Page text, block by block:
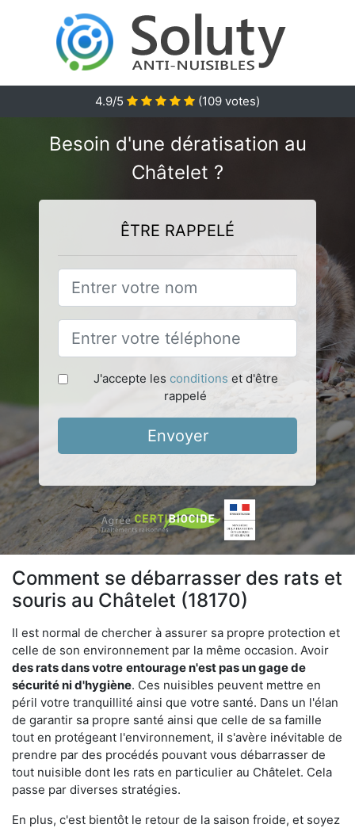
4.9/5 (109 votes)
Besoin d'une dératisation au
Châtelet ?
ÊTRE RAPPELÉ
J'accepte les conditions et d'être
rappelé
Envoyer
Comment se débarrasser des rats et
souris au Châtelet (18170)
Il est normal de chercher à assurer sa propre protection et
celle de son environnement par la même occasion. Avoir
des rats dans votre entourage n'est pas un gage de
sécurité ni d'hygiène. Ces nuisibles peuvent mettre en
péril votre tranquillité ainsi que votre santé. Dans un l'élan
de garantir sa propre santé ainsi que celle de sa famille
tout en protégeant l'environnement, il s'avère inévitable de
prendre par des procédés pouvant vous débarrasser de
tout nuisible dont les rats en particulier au Châtelet. Cela
passe par diverses stratégies.
En plus, c'est bientôt le retour de la saison froide, et soyez